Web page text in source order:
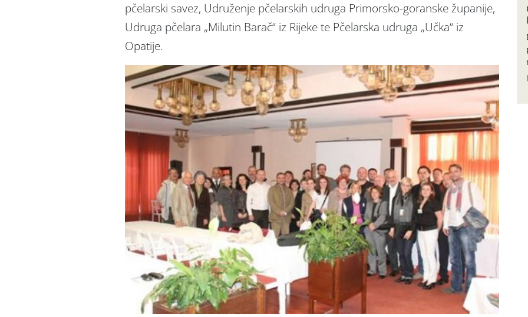
pčelarski savez, Udruženje pčelarskih udruga Primorsko-goranske županije,
Udruga pčelara „Milutin Barač“ iz Rijeke te Pčelarska udruga „Učka“ iz
Opatije.